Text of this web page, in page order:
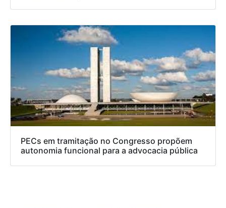
PECs em tramitação no Congresso propõem
autonomia funcional para a advocacia pública